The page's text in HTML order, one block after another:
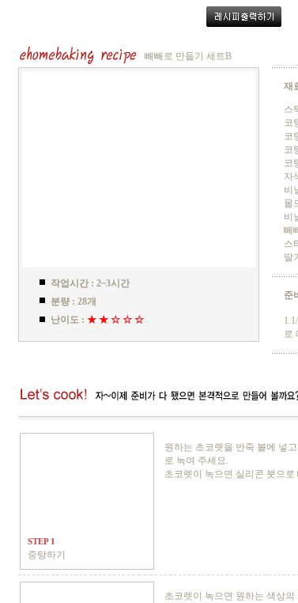
빼빼로 만들기 세트B
작업시간 : 2~3시간
분량 : 28개
난이도 : ★ ★ ☆ ☆ ☆
재
스
코
코
코
코
자
비
몰
비
빼
스
딸
준비
로
STEP 1
중탕하기
원하는 초코렛을 반죽 볼에 넣
로 녹여 주세요.
초코렛이 녹으면 실리콘 붓으
초코렛이 녹으면 원하는 색상